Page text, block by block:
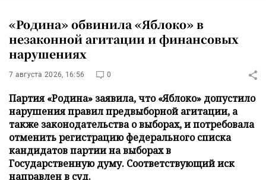
«Родина» обвинила «Яблоко» в
незаконной агитации и финансовых
нарушениях
7 августа 2026, 16:56 0
Партия «Родина» заявила, что «Яблоко» допустило
нарушения правил предвыборной агитации, а
также законодательства о выборах, и потребовала
отменить регистрацию федерального списка
кандидатов партии на выборах в
Государственную думу. Соответствующий иск
направлен в суд.